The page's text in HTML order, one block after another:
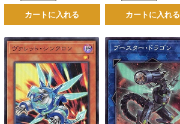
カートに入れる カートに入れる